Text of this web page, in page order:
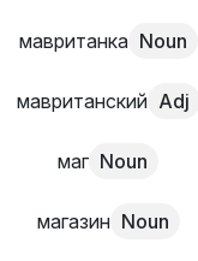
мавританка Noun
мавританский Adj
маг Noun
магазин Noun